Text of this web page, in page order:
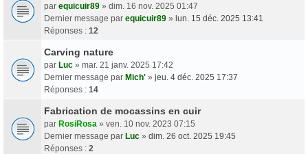
par equicuir89 » dim. 16 nov. 2025 01:47
Dernier message par equicuir89 » lun. 15 déc. 2025 13:41
Réponses : 12
Carving nature
par Luc » mar. 21 janv. 2025 17:42
Dernier message par Mich' » jeu. 4 déc. 2025 17:37
Réponses : 14
Fabrication de mocassins en cuir
par RosiRosa » ven. 10 nov. 2023 07:15
Dernier message par Luc » dim. 26 oct. 2025 19:45
Réponses : 2